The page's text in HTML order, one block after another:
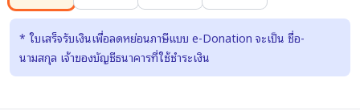
* ใบเสร็จรับเงินเพื่อลดหย่อนภาษีแบบ e-Donation จะเป็น ชื่อ-
นามสกุล เจ้าของบัญชีธนาคารที่ใช้ชำระเงิน